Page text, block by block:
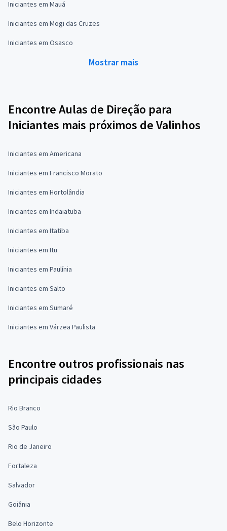
Iniciantes em Mauá
Iniciantes em Mogi das Cruzes
Iniciantes em Osasco
Mostrar mais
Encontre Aulas de Direção para
Iniciantes mais próximos de Valinhos
Iniciantes em Americana
Iniciantes em Francisco Morato
Iniciantes em Hortolândia
Iniciantes em Indaiatuba
Iniciantes em Itatiba
Iniciantes em Itu
Iniciantes em Paulínia
Iniciantes em Salto
Iniciantes em Sumaré
Iniciantes em Várzea Paulista
Encontre outros profissionais nas
principais cidades
Rio Branco
São Paulo
Rio de Janeiro
Fortaleza
Salvador
Goiânia
Belo Horizonte